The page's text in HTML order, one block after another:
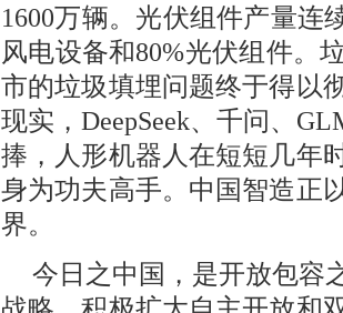
1600万辆。光伏组件产量连
风电设备和80%光伏组件。
市的垃圾填埋问题终于得以
现实，DeepSeek、千问、
捧，人形机器人在短短几年
身为功夫高手。中国智造正
界。
今日之中国，是开放包容